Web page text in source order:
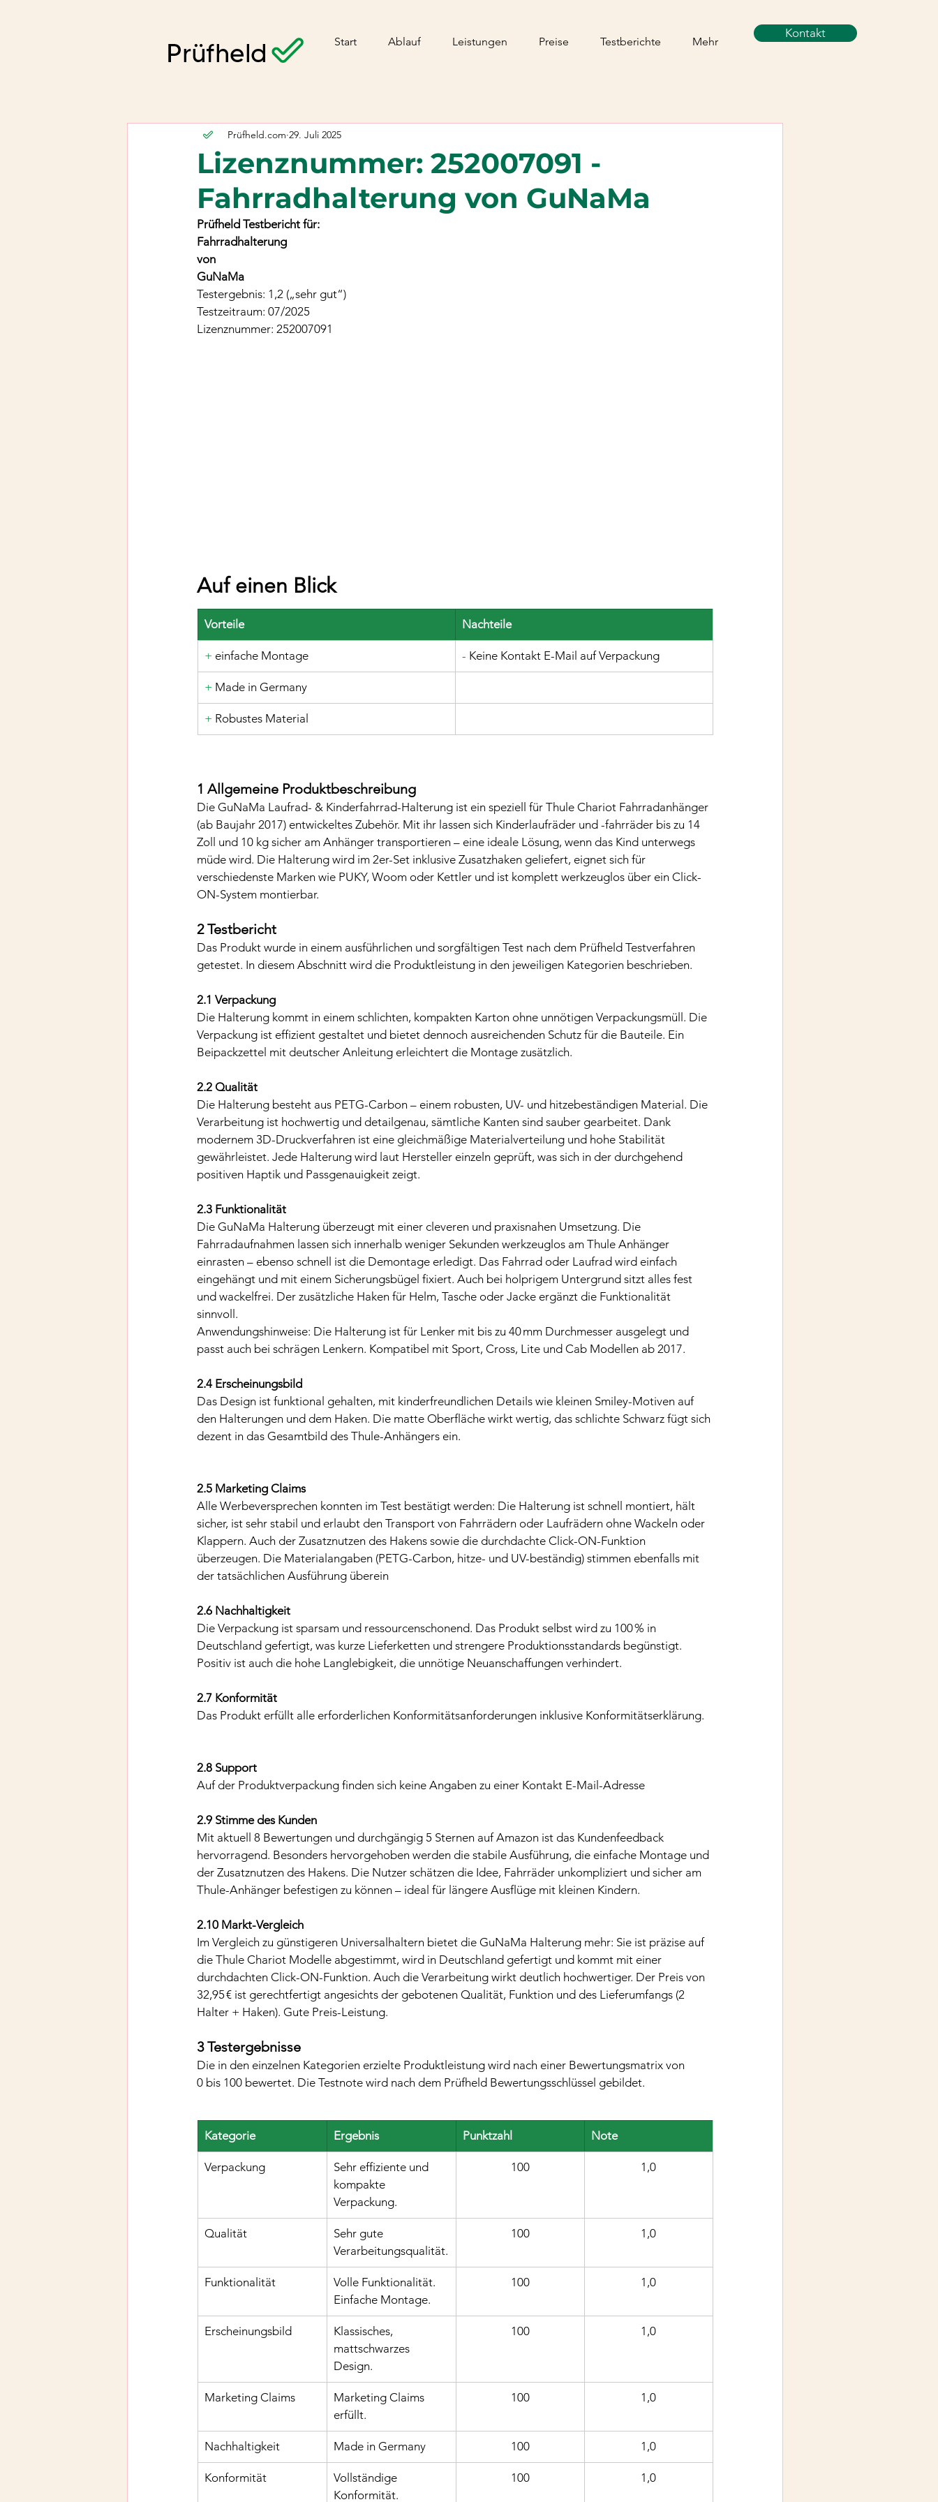
Start Ablauf Leistungen Preise Testberichte Mehr
Kontakt
Lizenznummer: 252007091 -
Fahrradhalterung von GuNaMa
Prüfheld.com 29. Juli 2025
Prüfheld Testbericht für:
Fahrradhalterung
von
GuNaMa
Testergebnis: 1,2 („sehr gut“)
Testzeitraum: 07/2025
Lizenznummer: 252007091
Auf einen Blick
Vorteile Nachteile
+ einfache Montage - Keine Kontakt E-Mail auf Verpackung
+ Made in Germany
+ Robustes Material
1 Allgemeine Produktbeschreibung
Die GuNaMa Laufrad- & Kinderfahrrad-Halterung ist ein speziell für Thule Chariot Fahrradanhänger
(ab Baujahr 2017) entwickeltes Zubehör. Mit ihr lassen sich Kinderlaufräder und -fahrräder bis zu 14
Zoll und 10 kg sicher am Anhänger transportieren – eine ideale Lösung, wenn das Kind unterwegs
müde wird. Die Halterung wird im 2er-Set inklusive Zusatzhaken geliefert, eignet sich für
verschiedenste Marken wie PUKY, Woom oder Kettler und ist komplett werkzeuglos über ein Click-
ON-System montierbar.
2 Testbericht
Das Produkt wurde in einem ausführlichen und sorgfältigen Test nach dem Prüfheld Testverfahren
getestet. In diesem Abschnitt wird die Produktleistung in den jeweiligen Kategorien beschrieben.
2.1 Verpackung
Die Halterung kommt in einem schlichten, kompakten Karton ohne unnötigen Verpackungsmüll. Die
Verpackung ist effizient gestaltet und bietet dennoch ausreichenden Schutz für die Bauteile. Ein
Beipackzettel mit deutscher Anleitung erleichtert die Montage zusätzlich.
2.2 Qualität
Die Halterung besteht aus PETG-Carbon – einem robusten, UV- und hitzebeständigen Material. Die
Verarbeitung ist hochwertig und detailgenau, sämtliche Kanten sind sauber gearbeitet. Dank
modernem 3D-Druckverfahren ist eine gleichmäßige Materialverteilung und hohe Stabilität
gewährleistet. Jede Halterung wird laut Hersteller einzeln geprüft, was sich in der durchgehend
positiven Haptik und Passgenauigkeit zeigt.
2.3 Funktionalität
Die GuNaMa Halterung überzeugt mit einer cleveren und praxisnahen Umsetzung. Die
Fahrradaufnahmen lassen sich innerhalb weniger Sekunden werkzeuglos am Thule Anhänger
einrasten – ebenso schnell ist die Demontage erledigt. Das Fahrrad oder Laufrad wird einfach
eingehängt und mit einem Sicherungsbügel fixiert. Auch bei holprigem Untergrund sitzt alles fest
und wackelfrei. Der zusätzliche Haken für Helm, Tasche oder Jacke ergänzt die Funktionalität
sinnvoll.
Anwendungshinweise: Die Halterung ist für Lenker mit bis zu 40 mm Durchmesser ausgelegt und
passt auch bei schrägen Lenkern. Kompatibel mit Sport, Cross, Lite und Cab Modellen ab 2017.
2.4 Erscheinungsbild
Das Design ist funktional gehalten, mit kinderfreundlichen Details wie kleinen Smiley-Motiven auf
den Halterungen und dem Haken. Die matte Oberfläche wirkt wertig, das schlichte Schwarz fügt sich
dezent in das Gesamtbild des Thule-Anhängers ein.
2.5 Marketing Claims
Alle Werbeversprechen konnten im Test bestätigt werden: Die Halterung ist schnell montiert, hält
sicher, ist sehr stabil und erlaubt den Transport von Fahrrädern oder Laufrädern ohne Wackeln oder
Klappern. Auch der Zusatznutzen des Hakens sowie die durchdachte Click-ON-Funktion
überzeugen. Die Materialangaben (PETG-Carbon, hitze- und UV-beständig) stimmen ebenfalls mit
der tatsächlichen Ausführung überein
2.6 Nachhaltigkeit
Die Verpackung ist sparsam und ressourcenschonend. Das Produkt selbst wird zu 100 % in
Deutschland gefertigt, was kurze Lieferketten und strengere Produktionsstandards begünstigt.
Positiv ist auch die hohe Langlebigkeit, die unnötige Neuanschaffungen verhindert.
2.7 Konformität
Das Produkt erfüllt alle erforderlichen Konformitätsanforderungen inklusive Konformitätserklärung.
2.8 Support
Auf der Produktverpackung finden sich keine Angaben zu einer Kontakt E-Mail-Adresse
2.9 Stimme des Kunden
Mit aktuell 8 Bewertungen und durchgängig 5 Sternen auf Amazon ist das Kundenfeedback
hervorragend. Besonders hervorgehoben werden die stabile Ausführung, die einfache Montage und
der Zusatznutzen des Hakens. Die Nutzer schätzen die Idee, Fahrräder unkompliziert und sicher am
Thule-Anhänger befestigen zu können – ideal für längere Ausflüge mit kleinen Kindern.
2.10 Markt-Vergleich
Im Vergleich zu günstigeren Universalhaltern bietet die GuNaMa Halterung mehr: Sie ist präzise auf
die Thule Chariot Modelle abgestimmt, wird in Deutschland gefertigt und kommt mit einer
durchdachten Click-ON-Funktion. Auch die Verarbeitung wirkt deutlich hochwertiger. Der Preis von
32,95 € ist gerechtfertigt angesichts der gebotenen Qualität, Funktion und des Lieferumfangs (2
Halter + Haken). Gute Preis-Leistung.
3 Testergebnisse
Die in den einzelnen Kategorien erzielte Produktleistung wird nach einer Bewertungsmatrix von
0 bis 100 bewertet. Die Testnote wird nach dem Prüfheld Bewertungsschlüssel gebildet.
Kategorie Ergebnis Punktzahl Note
Verpackung
Sehr effiziente und
kompakte
Verpackung.
100 1,0
Qualität
Sehr gute
Verarbeitungsqualität.
100 1,0
Funktionalität
Volle Funktionalität.
Einfache Montage.
100 1,0
Erscheinungsbild
Klassisches,
mattschwarzes
Design.
100 1,0
Marketing Claims
Marketing Claims
erfüllt.
100 1,0
Nachhaltigkeit Made in Germany 100 1,0
Konformität
Vollständige
Konformität.
100 1,0